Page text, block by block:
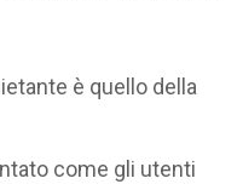
è quello della
come gli utenti